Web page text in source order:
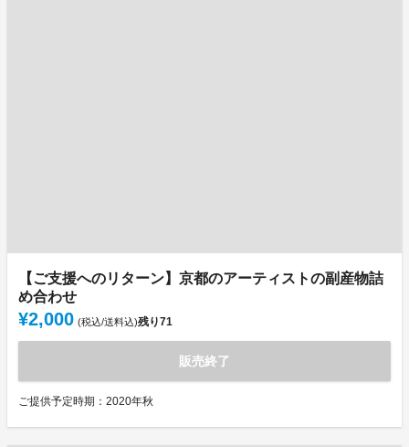
【ご支援へのリターン】京都のアーティストの副産物詰
め合わせ
¥2,000 (税込/送料込)残り71
販売終了
ご提供予定時期：2020年秋